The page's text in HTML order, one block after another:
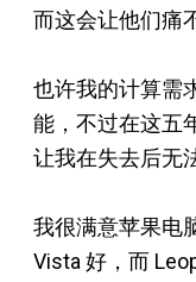
而这会让他们痛
也许我的计算需
能，不过在这五
让我在失去后无
我很满意苹果电
Vista 好，而